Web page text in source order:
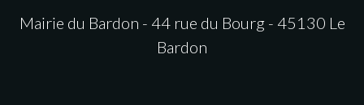
Mairie du Bardon - 44 rue du Bourg - 45130 Le
Bardon